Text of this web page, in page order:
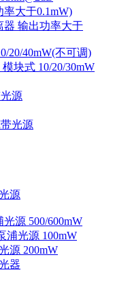
率大于0.1mW)
器 输出功率大于
20/40mW(不可调)
块式 10/20/30mW
源
光源
源
源 500/600mW
浦光源 100mW
源 200mW
器